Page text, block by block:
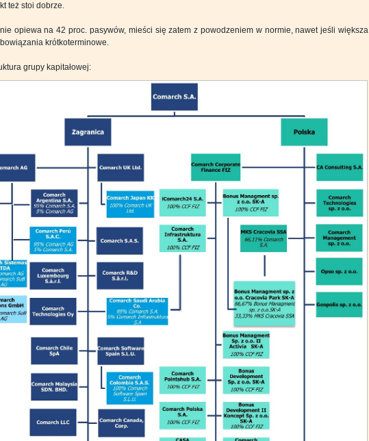
też stoi dobrze.
opiewa na 42 proc. pasywów, mieści się zatem z powodzeniem w normie, nawet jeśli większa
krótkoterminowe.
grupy kapitałowej: